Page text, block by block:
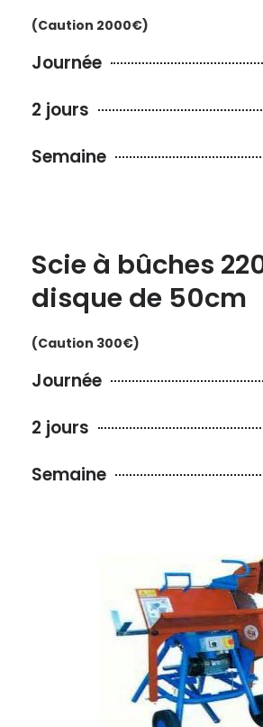
(Caution 2000€)
Journée
2 jours
Semaine
Scie à bûches
disque de 50cm
(Caution 300€)
Journée
2 jours
Semaine